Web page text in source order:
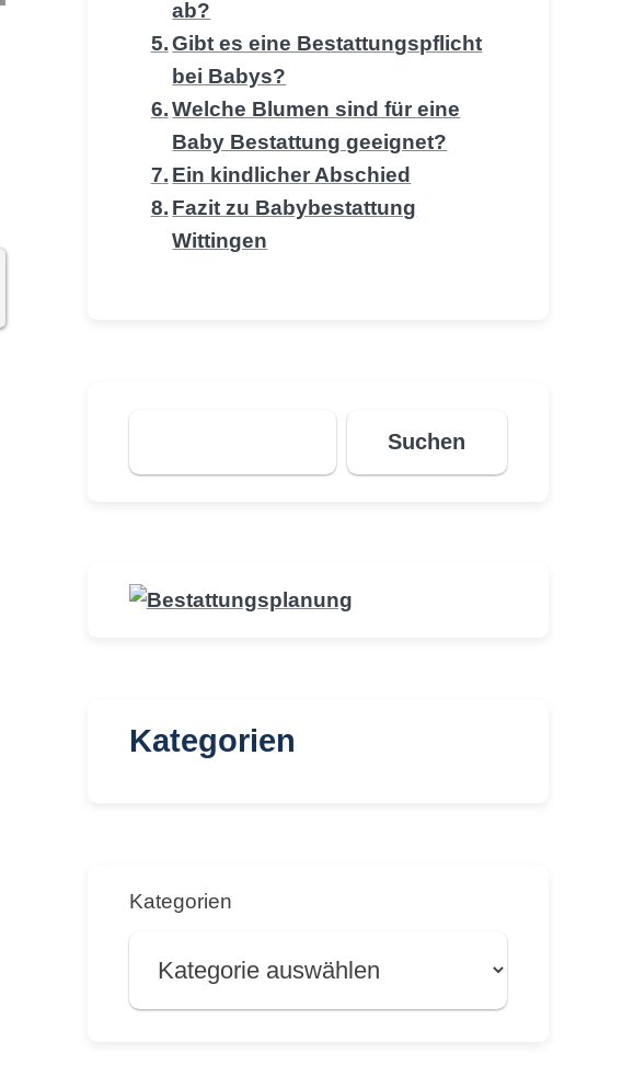
ab?
Gibt es eine Bestattungspflicht
bei Babys?
Welche Blumen sind für eine
Baby Bestattung geeignet?
Ein kindlicher Abschied
Fazit zu Babybestattung
Wittingen
Suchen
Suchen
Kategorien
Kategorien